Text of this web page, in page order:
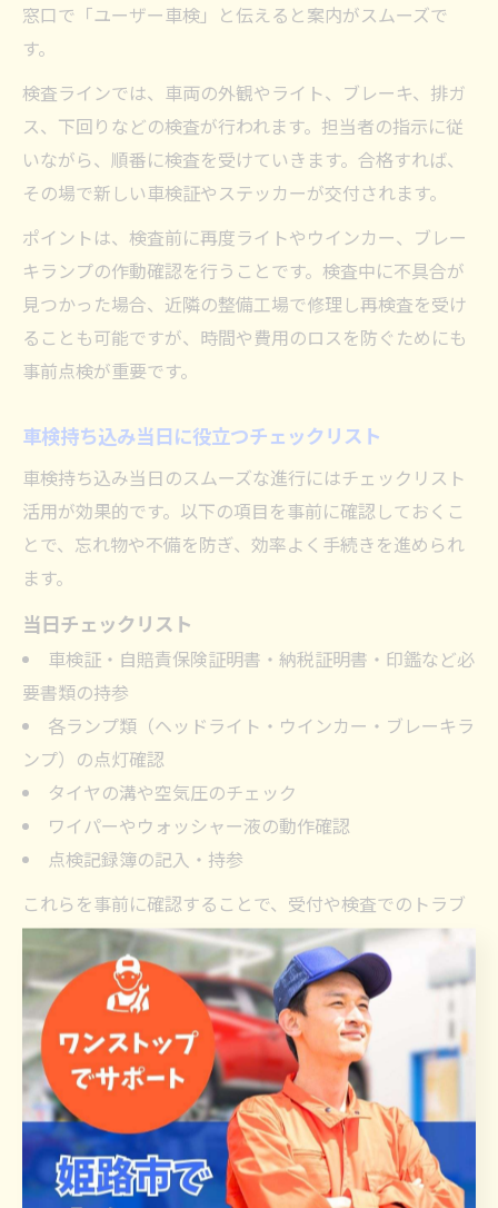
窓口で「ユーザー車検」と伝えると案内がスムーズで
す。
検査ラインでは、車両の外観やライト、ブレーキ、排ガ
ス、下回りなどの検査が行われます。担当者の指示に従
いながら、順番に検査を受けていきます。合格すれば、
その場で新しい車検証やステッカーが交付されます。
ポイントは、検査前に再度ライトやウインカー、ブレー
キランプの作動確認を行うことです。検査中に不具合が
見つかった場合、近隣の整備工場で修理し再検査を受け
ることも可能ですが、時間や費用のロスを防ぐためにも
事前点検が重要です。
車検持ち込み当日に役立つチェックリスト
車検持ち込み当日のスムーズな進行にはチェックリスト
活用が効果的です。以下の項目を事前に確認しておくこ
とで、忘れ物や不備を防ぎ、効率よく手続きを進められ
ます。
当日チェックリスト
車検証・自賠責保険証明書・納税証明書・印鑑など必
要書類の持参
各ランプ類（ヘッドライト・ウインカー・ブレーキラ
ンプ）の点灯確認
タイヤの溝や空気圧のチェック
ワイパーやウォッシャー液の動作確認
点検記録簿の記入・持参
これらを事前に確認することで、受付や検査でのトラブ
ルを防げます。不安な場合は、前日までにもう一度チェ
ックしておくと安心です。経験者の口コミでも「リスト
を活用することでミスが減った」との声が多く、初心者
にもおすすめです。
ユーザー車検で必要な書類と準備とは
車検持ち込みで必要な書類を徹底確認